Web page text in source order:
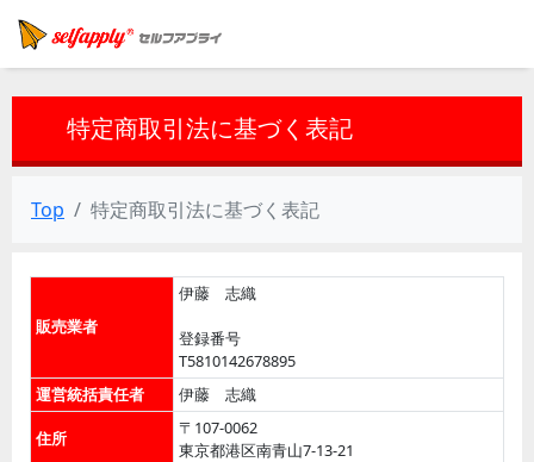
特定商取引法に基づく表記
Top 特定商取引法に基づく表記
販売業者
伊藤 志織
登録番号
T5810142678895
運営統括責任者
伊藤 志織
住所
〒107-0062
東京都港区南青山7-13-21